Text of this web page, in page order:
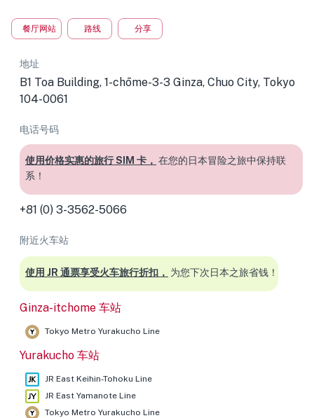
餐厅网站 路线 分享
地址
B1 Toa Building, 1-chōme-3-3 Ginza, Chuo City, Tokyo
104-0061
电话号码
使用价格实惠的旅行 SIM 卡， 在您的日本冒险之旅中保持联
系！
+81 (0) 3-3562-5066
附近火车站
使用 JR 通票享受火车旅行折扣， 为您下次日本之旅省钱！
Ginza-itchome 车站
Tokyo Metro Yurakucho Line
Yurakucho 车站
JR East Keihin-Tohoku Line
JR East Yamanote Line
Tokyo Metro Yurakucho Line